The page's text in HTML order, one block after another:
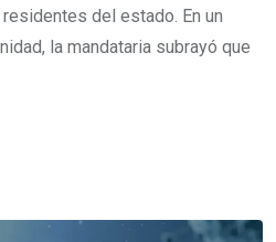
del estado. En un
la mandataria subrayó que